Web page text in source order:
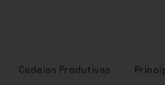
Cadeias Produtivas